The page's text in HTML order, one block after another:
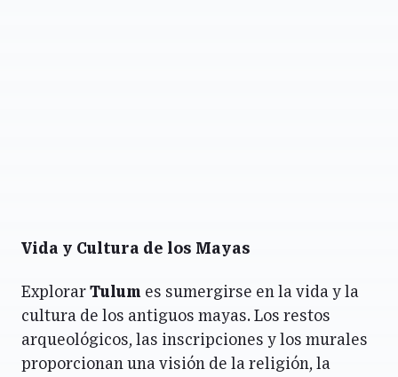
Vida y Cultura de los Mayas
Explorar Tulum es sumergirse en la vida y la
cultura de los antiguos mayas. Los restos
arqueológicos, las inscripciones y los murales
proporcionan una visión de la religión, la